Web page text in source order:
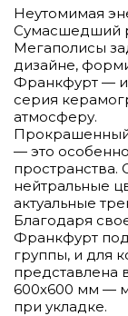
Неутомимая
Сумасшедший
Мегаполисы
дизайне,
Франкфурт —
серия
атмосферу.
— это
нейтральные
актуальные
Благодаря
Франкфурт
группы, и для
представлена
600х600 мм —
при укладке.